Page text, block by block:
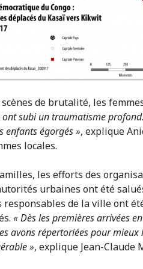
de brutalité, les
ont subi un traumatisme
enfants égorgés », explique
locales.
les efforts des
urbaines ont été
responsables de la ville ont
« Dès les premières arrivées
avons répertoriées pour
», explique Jean-Claude